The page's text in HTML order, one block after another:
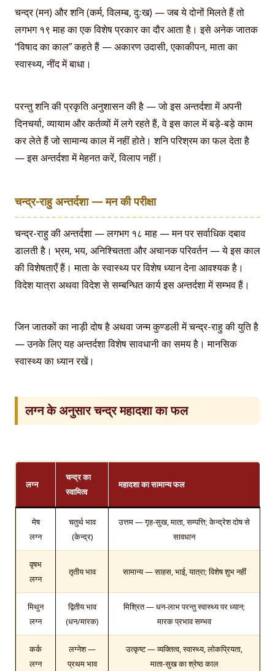
चन्द्र (मन) और शनि (कर्म, विलम्ब, दुःख) — जब ये दोनों मिलते हैं तो
लगभग १९ माह का एक विशेष प्रकार का दौर आता है। इसे अनेक जातक
“विषाद का काल” कहते हैं — अकारण उदासी, एकाकीपन, माता का
स्वास्थ्य, नींद में बाधा।
परन्तु शनि की प्रकृति अनुशासन की है — जो इस अन्तर्दशा में अपनी
दिनचर्या, व्यायाम और कर्तव्यों में लगे रहते हैं, वे इस काल में बड़े-बड़े काम
कर लेते हैं जो सामान्य काल में नहीं होते। शनि परिश्रम का फल देता है
— इस अन्तर्दशा में मेहनत करें, विलाप नहीं।
चन्द्र-राहु अन्तर्दशा — मन की परीक्षा
चन्द्र-राहु की अन्तर्दशा — लगभग १८ माह — मन पर सर्वाधिक दबाव
डालती है। भ्रम, भय, अनिश्चितता और अचानक परिवर्तन — ये इस काल
की विशेषताएँ हैं। माता के स्वास्थ्य पर विशेष ध्यान देना आवश्यक है।
विदेश यात्रा अथवा विदेश से सम्बन्धित कार्य इस अन्तर्दशा में सम्भव हैं।
जिन जातकों का नाड़ी दोष है अथवा जन्म कुण्डली में चन्द्र-राहु की युति है
— उनके लिए यह अन्तर्दशा विशेष सावधानी का समय है। मानसिक
स्वास्थ्य का ध्यान रखें।
लग्न के अनुसार चन्द्र महादशा का फल
लग्न
चन्द्र का
स्वामित्व
महादशा का सामान्य फल
मेष
लग्न
चतुर्थ भाव
(केन्द्र)
उत्तम — गृह-सुख, माता, सम्पत्ति; केन्द्रेश दोष से
सावधान
वृषभ
लग्न
तृतीय भाव सामान्य — साहस, भाई, यात्रा; विशेष शुभ नहीं
मिथुन
लग्न
द्वितीय भाव
(धन/मारक)
मिश्रित — धन-लाभ परन्तु स्वास्थ्य पर ध्यान;
मारक प्रभाव सम्भव
कर्क
लग्न
लग्नेश —
प्रथम भाव
उत्कृष्ट — व्यक्तित्व, स्वास्थ्य, लोकप्रियता,
माता-सुख का श्रेष्ठ काल